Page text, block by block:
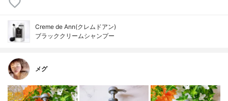
Creme de Ann(クレムドアン)
ブラッククリームシャンプー
メグ